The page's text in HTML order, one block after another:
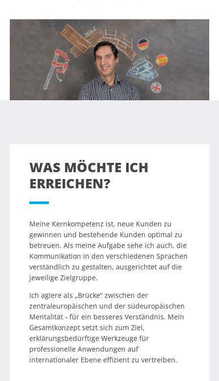
WAS MÖCHTE ICH
ERREICHEN?
Meine Kernkompetenz ist, neue Kunden zu
gewinnen und bestehende Kunden optimal zu
betreuen. Als meine Aufgabe sehe ich auch, die
Kommunikation in den verschiedenen Sprachen
verständlich zu gestalten, ausgerichtet auf die
jeweilige Zielgruppe.
Ich agiere als „Brücke“ zwischen der
zentraleuropäischen und der südeuropäischen
Mentalität - für ein besseres Verständnis. Mein
Gesamtkonzept setzt sich zum Ziel,
erklärungsbedürftige Werkzeuge für
professionelle Anwendungen auf
internationaler Ebene effizient zu vertreiben.